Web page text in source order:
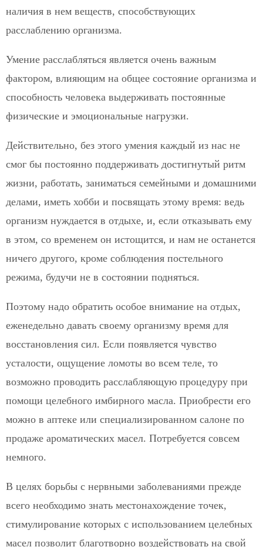
наличия в нем веществ, способствующих
расслаблению организма.
Умение расслабляться является очень важным
фактором, влияющим на общее состояние организма и
способность человека выдерживать постоянные
физические и эмоциональные нагрузки.
Действительно, без этого умения каждый из нас не
смог бы постоянно поддерживать достигнутый ритм
жизни, работать, заниматься семейными и домашними
делами, иметь хобби и посвящать этому время: ведь
организм нуждается в отдыхе, и, если отказывать ему
в этом, со временем он истощится, и нам не останется
ничего другого, кроме соблюдения постельного
режима, будучи не в состоянии подняться.
Поэтому надо обратить особое внимание на отдых,
еженедельно давать своему организму время для
восстановления сил. Если появляется чувство
усталости, ощущение ломоты во всем теле, то
возможно проводить расслабляющую процедуру при
помощи целебного имбирного масла. Приобрести его
можно в аптеке или специализированном салоне по
продаже ароматических масел. Потребуется совсем
немного.
В целях борьбы с нервными заболеваниями прежде
всего необходимо знать местонахождение точек,
стимулирование которых с использованием целебных
масел позволит благотворно воздействовать на свой